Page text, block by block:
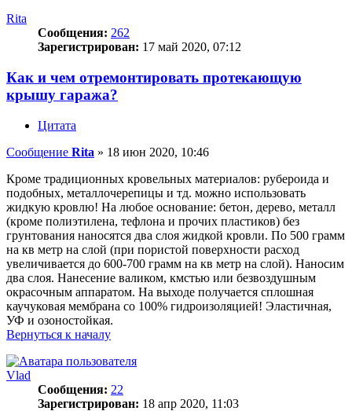
Rita
Сообщения: 262
Зарегистрирован: 17 май 2020, 07:12
Как и чем отремонтировать протекающую
крышу гаража?
Цитата
Сообщение Rita » 18 июн 2020, 10:46
Кроме традиционных кровельных материалов: рубероида и
подобных, металлочерепицы и тд. можно использовать
жидкую кровлю! На любое основание: бетон, дерево, металл
(кроме полиэтилена, тефлона и прочих пластиков) без
грунтования наносятся два слоя жидкой кровли. По 500 грамм
на кв метр на слой (при пористой поверхности расход
увеличивается до 600-700 грамм на кв метр на слой). Наносим
два слоя. Нанесение валиком, кмстью или безвоздушным
окрасочным аппаратом. На выходе получается сплошная
каучуковая мембрана со 100% гидроизоляцией! Эластичная,
УФ и озоностойкая.
Вернуться к началу
Vlad
Сообщения: 22
Зарегистрирован: 18 апр 2020, 11:03